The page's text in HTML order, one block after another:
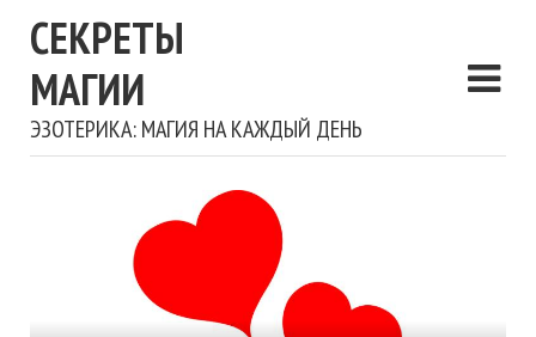
СЕКРЕТЫ
МАГИИ
ЭЗОТЕРИКА: МАГИЯ НА КАЖДЫЙ ДЕНЬ